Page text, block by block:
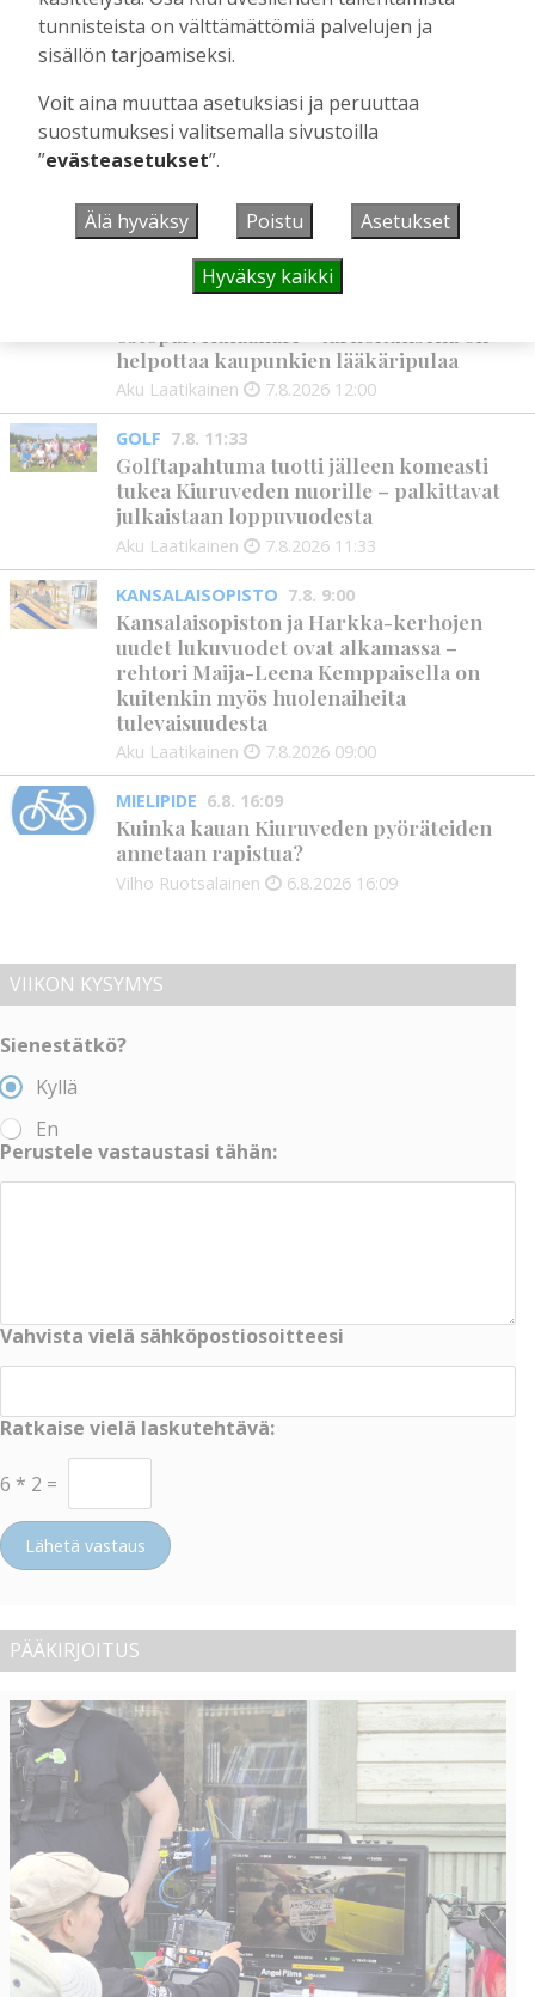
Toimitus 4.7.2026 08:00
UUSIMMAT
Terveisiä eduskuntaan
Vilho Ruotsalainen 7.8.2026 12:26
HYVINVOINTIALUE 7.8. 12:00
helpottaa kaupunkien lääkäripulaa
Aku Laatikainen 7.8.2026 12:00
GOLF 7.8. 11:33
Golftapahtuma tuotti jälleen komeasti
tukea Kiuruveden nuorille – palkittavat
julkaistaan loppuvuodesta
Aku Laatikainen 7.8.2026 11:33
KANSALAISOPISTO 7.8. 9:00
Kansalaisopiston ja Harkka-kerhojen
uudet lukuvuodet ovat alkamassa –
rehtori Maija-Leena Kemppaisella on
kuitenkin myös huolenaiheita
tulevaisuudesta
Aku Laatikainen 7.8.2026 09:00
MIELIPIDE 6.8. 16:09
Kuinka kauan Kiuruveden pyöräteiden
annetaan rapistua?
Vilho Ruotsalainen 6.8.2026 16:09
VIIKON KYSYMYS
Sienestätkö?
Kyllä
En
Perustele vastaustasi tähän:
Vahvista vielä sähköpostiosoitteesi
Ratkaise vielä laskutehtävä:
6 * 2 =
Lähetä vastaus
PÄÄKIRJOITUS
tunnisteista on välttämättömiä palvelujen ja
sisällön tarjoamiseksi.
Voit aina muuttaa asetuksiasi ja peruuttaa
suostumuksesi valitsemalla sivustoilla
”evästeasetukset”.
Älä hyväksy Poistu Asetukset
Hyväksy kaikki